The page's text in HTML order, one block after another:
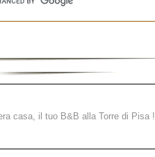
casa, il tuo B&B alla Torre di Pisa !